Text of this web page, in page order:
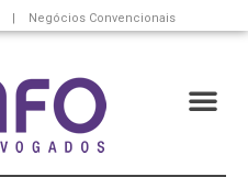
Negócios Convencionais